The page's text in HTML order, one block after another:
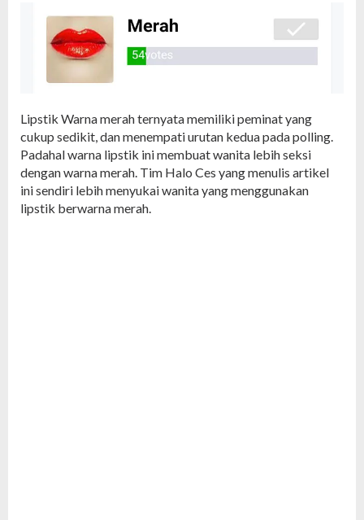
Lipstik Warna merah ternyata memiliki peminat yang
cukup sedikit, dan menempati urutan kedua pada polling.
Padahal warna lipstik ini membuat wanita lebih seksi
dengan warna merah. Tim Halo Ces yang menulis artikel
ini sendiri lebih menyukai wanita yang menggunakan
lipstik berwarna merah.